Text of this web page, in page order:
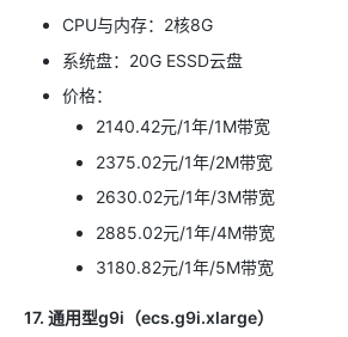
CPU与内存：2核8G
系统盘：20G ESSD云盘
价格：
2140.42元/1年/1M带宽
2375.02元/1年/2M带宽
2630.02元/1年/3M带宽
2885.02元/1年/4M带宽
3180.82元/1年/5M带宽
17. 通用型g9i（ecs.g9i.xlarge）